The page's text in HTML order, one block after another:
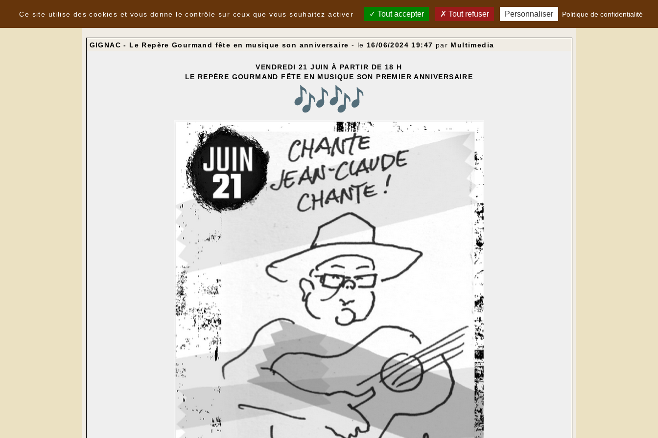
Nouvelles
GIGNAC - Le Repère Gourmand fête en musique son anniversaire - le 16/06/2024 19:47 par Multimedia
VENDREDI 21 JUIN À PARTIR DE 18 H
LE REPÈRE GOURMAND FÊTE EN MUSIQUE SON PREMIER ANNIVERSAIRE
Ce site utilise des cookies et vous donne le contrôle sur ceux que vous souhaitez activer
Tout accepter Tout refuser Personnaliser Politique de confidentialité